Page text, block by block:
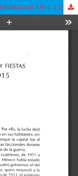
México de 1911 a 1915